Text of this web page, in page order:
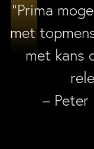
“Prima
met
met kans
– Peter